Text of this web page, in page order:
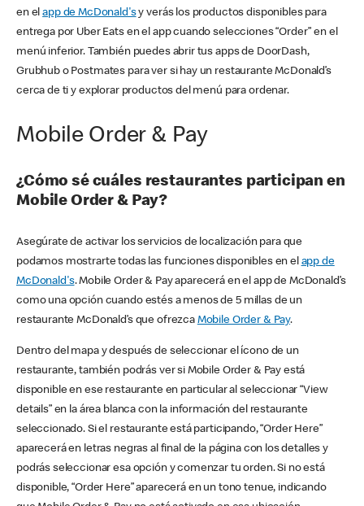
en elapp de McDonald'sy verás los productos disponibles para
entrega por Uber Eats en el app cuando selecciones “Order” en el
menú inferior. También puedes abrir tus apps de DoorDash,
Grubhub o Postmates para ver si hay un restaurante McDonald’s
cerca de ti y explorar productos del menú para ordenar.
Mobile Order & Pay
¿Cómo sé cuáles restaurantes participan en
Mobile Order & Pay?
Asegúrate de activar los servicios de localización para que
podamos mostrarte todas las funciones disponibles en el app de
McDonald's. Mobile Order & Pay aparecerá en el app de McDonald’s
como una opción cuando estés a menos de 5 millas de un
restaurante McDonald’s que ofrezca Mobile Order & Pay.
Dentro del mapa y después de seleccionar el ícono de un
restaurante, también podrás ver si Mobile Order & Pay está
disponible en ese restaurante en particular al seleccionar “View
details” en la área blanca con la información del restaurante
seleccionado. Si el restaurante está participando, “Order Here”
aparecerá en letras negras al final de la página con los detalles y
podrás seleccionar esa opción y comenzar tu orden. Si no está
disponible, “Order Here” aparecerá en un tono tenue, indicando